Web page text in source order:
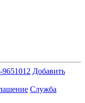
9651012 Добавить
Служба